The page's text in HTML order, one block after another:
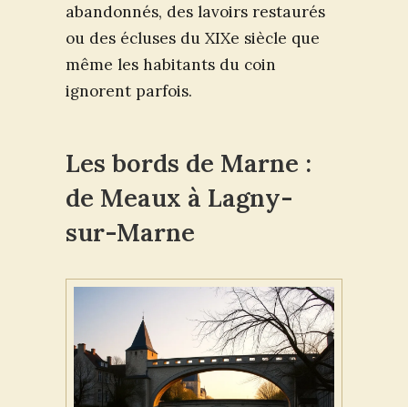
abandonnés, des lavoirs restaurés
ou des écluses du XIXe siècle que
même les habitants du coin
ignorent parfois.
Les bords de Marne :
de Meaux à Lagny-
sur-Marne